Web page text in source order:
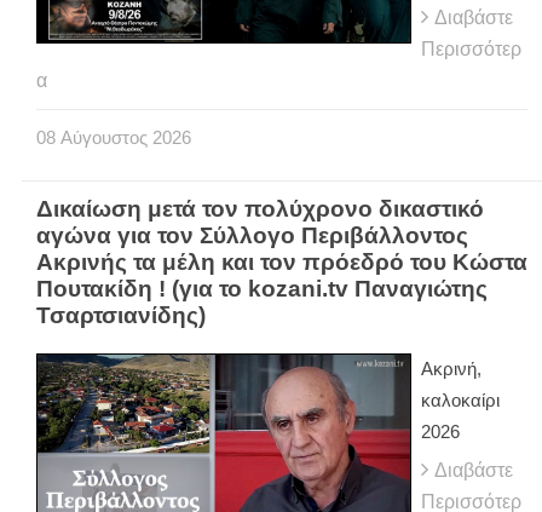
Διαβάστε
Περισσότερ
α
08 Αύγουστος 2026
Δικαίωση μετά τον πολύχρονο δικαστικό
αγώνα για τον Σύλλογο Περιβάλλοντος
Ακρινής τα μέλη και τον πρόεδρό του Κώστα
Πουτακίδη ! (για το kozani.tv Παναγιώτης
Τσαρτσιανίδης)
Ακρινή,
καλοκαίρι
2026
Διαβάστε
Περισσότερ